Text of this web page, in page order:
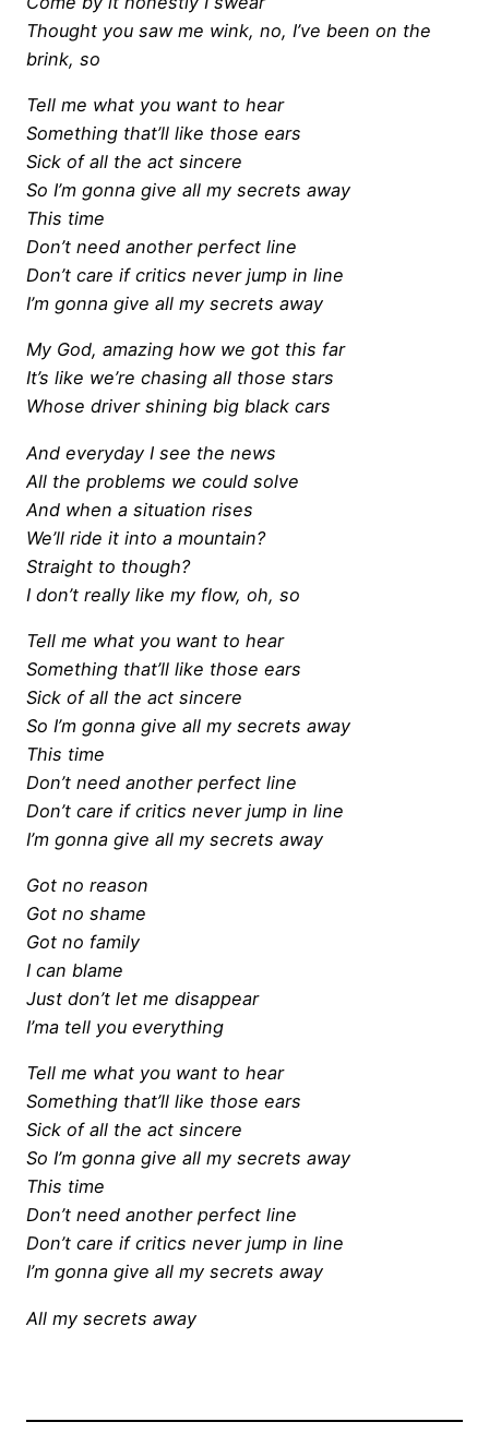
Thought you saw me wink, no, I’ve been on the
brink, so
Tell me what you want to hear
Something that’ll like those ears
Sick of all the act sincere
So I’m gonna give all my secrets away
This time
Don’t need another perfect line
Don’t care if critics never jump in line
I’m gonna give all my secrets away
My God, amazing how we got this far
It’s like we’re chasing all those stars
Whose driver shining big black cars
And everyday I see the news
All the problems we could solve
And when a situation rises
We’ll ride it into a mountain?
Straight to though?
I don’t really like my flow, oh, so
Tell me what you want to hear
Something that’ll like those ears
Sick of all the act sincere
So I’m gonna give all my secrets away
This time
Don’t need another perfect line
Don’t care if critics never jump in line
I’m gonna give all my secrets away
Got no reason
Got no shame
Got no family
I can blame
Just don’t let me disappear
I’ma tell you everything
Tell me what you want to hear
Something that’ll like those ears
Sick of all the act sincere
So I’m gonna give all my secrets away
This time
Don’t need another perfect line
Don’t care if critics never jump in line
I’m gonna give all my secrets away
All my secrets away